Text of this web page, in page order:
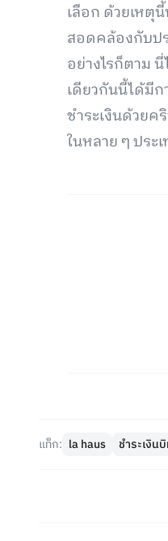
เลือก ด้วยเหตุ
สอดคล้องกับป
อย่างไรก็ตาม
เดียวกันนี้ได้มี
ชำระเงินด้วยค
ในหลาย ๆ ประ
แท็ก: la haus ชำระเงิน